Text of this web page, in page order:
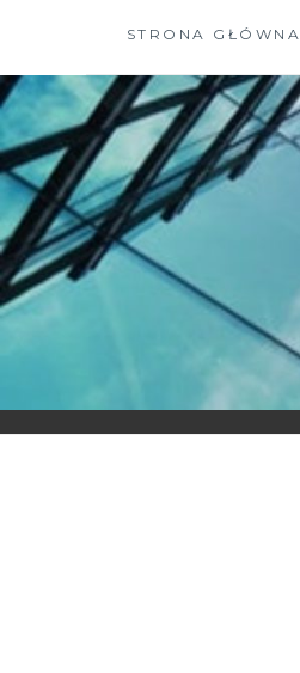
content
STRONA GŁÓWNA